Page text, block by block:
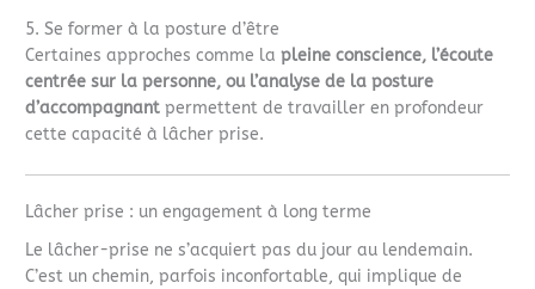
5. Se former à la posture d’être
Certaines approches comme lapleine conscience, l’écoute
centrée sur la personne, ou l’analyse de la posture
d’accompagnant permettent de travailler en profondeur
cette capacité à lâcher prise.
Lâcher prise : un engagement à long terme
Le lâcher-prise ne s’acquiert pas du jour au lendemain.
C’est un chemin, parfois inconfortable, qui implique de